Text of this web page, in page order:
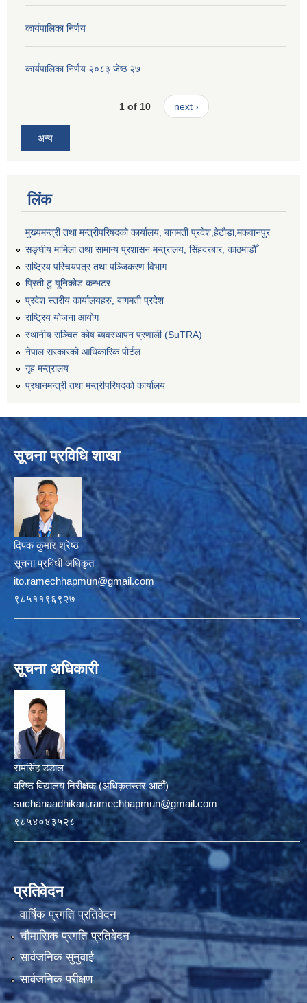
कार्यपालिका निर्णय
कार्यपालिका निर्णय २०८३ जेष्ठ २७
1 of 10 next ›
अन्य
लिंक
मुख्यमन्त्री तथा मन्त्रीपरिषदको कार्यालय, बागमती प्रदेश,हेटाैडा,मकवानपुर
सङ्‍घीय मामिला तथा सामान्य प्रशासन मन्त्रालय, सिंहदरबार, काठमाडौँ
राष्ट्रिय परिचयपत्र तथा पञ्जिकरण विभाग
प्रिती टु यूनिकोड कन्भटर
प्रदेश स्तरीय कार्यालयहरु, बागमती प्रदेश
राष्ट्रिय योजना आयोग
स्थानीय सञ्चित कोष ब्यवस्थापन प्रणाली (SuTRA)
नेपाल सरकारको आधिकारिक पोर्टल
गृह मन्त्रालय
प्रधानमन्त्री तथा मन्त्रीपरिषदको कार्यालय
सूचना प्रविधि शाखा
दिपक कुमार श्रेष्ठ
सूचना प्रविधी अधिकृत
ito.ramechhapmun@gmail.com
९८५११९६९२७
सूचना अधिकारी
रामसिंह डडाल
वरिष्ठ विद्यालय निरीक्षक (अधिकृतस्तर आठौं)
suchanaadhikari.ramechhapmun@gmail.com
९८५४०४३५२८
प्रतिवेदन
वार्षिक प्रगति प्रतिवेदन
चौमासिक प्रगति प्रतिवेदन
सार्वजनिक सुनुवाई
सार्वजनिक परीक्षण